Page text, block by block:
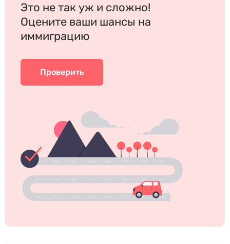
Это не так уж и сложно!
Оцените ваши шансы на
иммиграцию
Проверить